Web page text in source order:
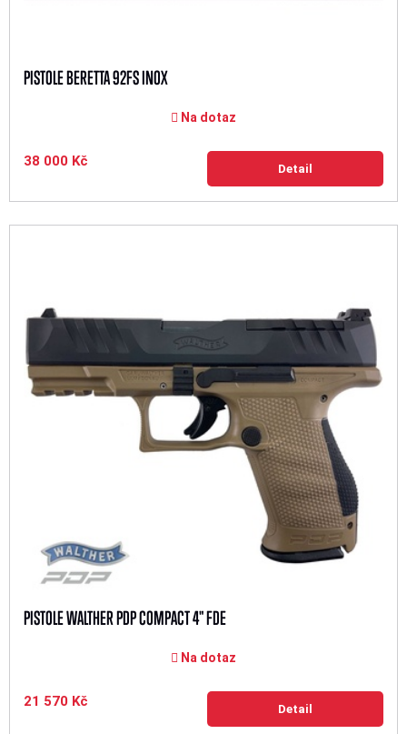
PISTOLE BERETTA 92FS INOX
Na dotaz
38 000 Kč Detail
PISTOLE WALTHER PDP COMPACT 4" FDE
Na dotaz
21 570 Kč Detail